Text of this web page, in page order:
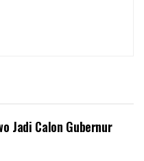
Jadi Calon Gubernur